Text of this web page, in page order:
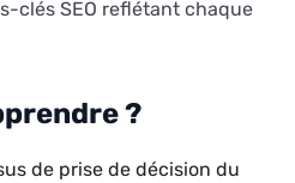
clés SEO reflétant chaque
?
de prise de décision du